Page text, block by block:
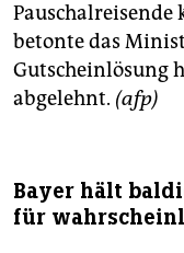
Pauschalreisende
betonte das
Gutscheinlösung
abgelehnt. (afp)
Bayer hält
für